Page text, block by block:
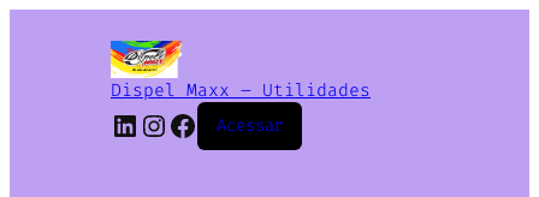
Dispel Maxx – Utilidades
Acessar